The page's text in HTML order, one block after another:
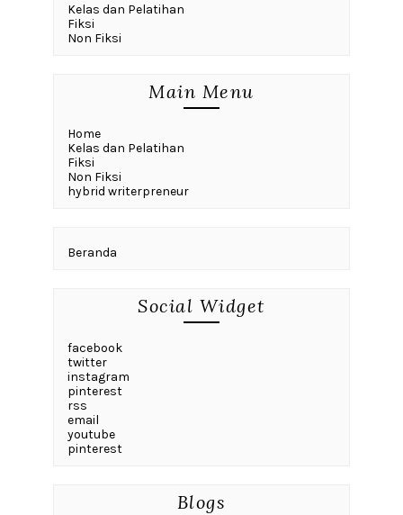
Kelas dan Pelatihan
Fiksi
Non Fiksi
Main Menu
Home
Kelas dan Pelatihan
Fiksi
Non Fiksi
hybrid writerpreneur
Beranda
Social Widget
facebook
twitter
instagram
pinterest
rss
email
youtube
pinterest
Blogs